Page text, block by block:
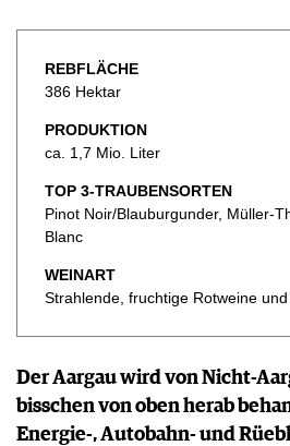
REZEPTE
HOTSPOTS
WEINREISEN
ABO
AUSGABE
ARCHIV
VORTEILSWELT
VIDEOS
BILDSTRECKEN
BÜCHER
NEWS
WEINWIRTSCHAFT
WEINSZENE
PORTRAITS
ANMELDEN
AWARDS
GEWINNSPIELE
TRINKREIFETABELLE
WEINSUCHE
WINE TRADE CLUB
REDAKTION
REBFLÄCHE
386 Hektar
PRODUKTION
ca. 1,7 Mio. Liter
TOP 3-TRAUBENSORTEN
Pinot Noir/Blauburgunder, Müller-
Blanc
WEINART
Strahlende, fruchtige Rotweine
Der Aargau wird von Nicht-
bisschen von oben herab
Energie-, Autobahn- und